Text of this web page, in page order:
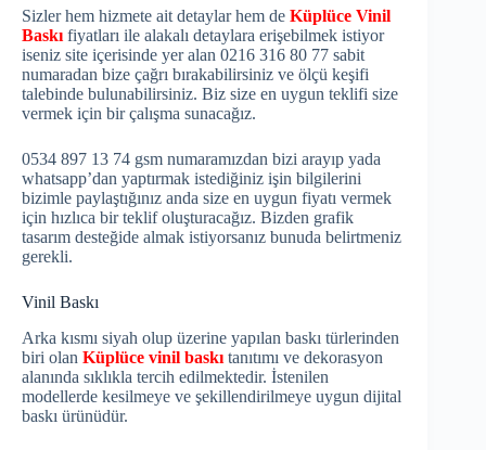
Sizler hem hizmete ait detaylar hem de Küplüce Vinil
Baskı fiyatları ile alakalı detaylara erişebilmek istiyor
iseniz site içerisinde yer alan 0216 316 80 77 sabit
numaradan bize çağrı bırakabilirsiniz ve ölçü keşifi
talebinde bulunabilirsiniz. Biz size en uygun teklifi size
vermek için bir çalışma sunacağız.
0534 897 13 74 gsm numaramızdan bizi arayıp yada
whatsapp’dan yaptırmak istediğiniz işin bilgilerini
bizimle paylaştığınız anda size en uygun fiyatı vermek
için hızlıca bir teklif oluşturacağız. Bizden grafik
tasarım desteğide almak istiyorsanız bunuda belirtmeniz
gerekli.
Vinil Baskı
Arka kısmı siyah olup üzerine yapılan baskı türlerinden
biri olan Küplüce vinil baskı tanıtımı ve dekorasyon
alanında sıklıkla tercih edilmektedir. İstenilen
modellerde kesilmeye ve şekillendirilmeye uygun dijital
baskı ürünüdür.